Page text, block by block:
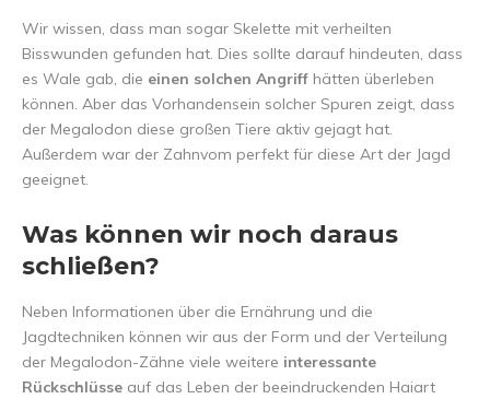
Wir wissen, dass man sogar Skelette mit verheilten
Bisswunden gefunden hat. Dies sollte darauf hindeuten, dass
es Wale gab, die einen solchen Angriff hätten überleben
können. Aber das Vorhandensein solcher Spuren zeigt, dass
der Megalodon diese großen Tiere aktiv gejagt hat.
Außerdem war der Zahnvom perfekt für diese Art der Jagd
geeignet.
Was können wir noch daraus
schließen?
Neben Informationen über die Ernährung und die
Jagdtechniken können wir aus der Form und der Verteilung
der Megalodon-Zähne viele weitere interessante
Rückschlüsse auf das Leben der beeindruckenden Haiart